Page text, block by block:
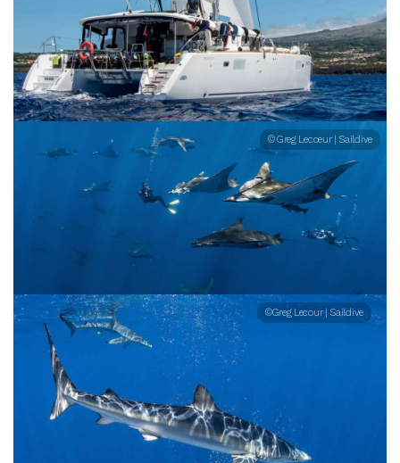
© Greg Lecoeur | Saildive
©Greg Lecour | Saildive